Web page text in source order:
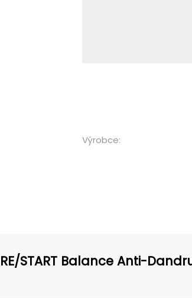
Výrobce:
START Balance Anti-